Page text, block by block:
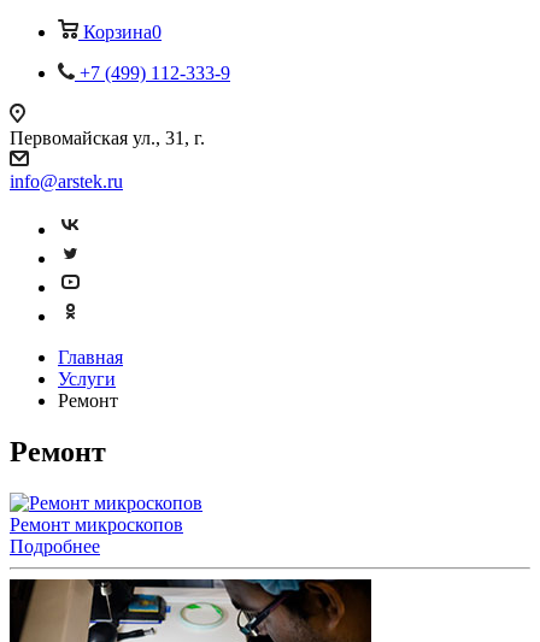
Корзина0
+7 (499) 112-333-9
Первомайская ул., 31, г.
info@arstek.ru
Главная
Услуги
Ремонт
Ремонт
Ремонт микроскопов
Подробнее